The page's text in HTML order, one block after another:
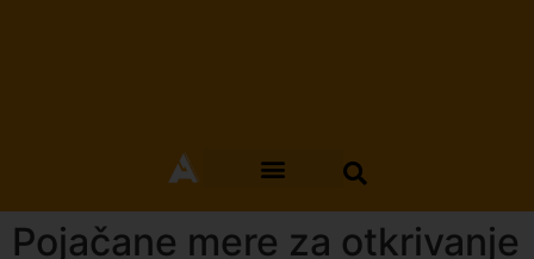
Pojačane mere za otkrivanje